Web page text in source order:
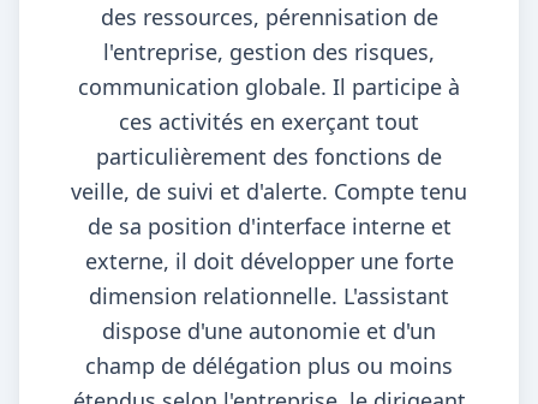
des ressources, pérennisation de
l'entreprise, gestion des risques,
communication globale. Il participe à
ces activités en exerçant tout
particulièrement des fonctions de
veille, de suivi et d'alerte. Compte tenu
de sa position d'interface interne et
externe, il doit développer une forte
dimension relationnelle. L'assistant
dispose d'une autonomie et d'un
champ de délégation plus ou moins